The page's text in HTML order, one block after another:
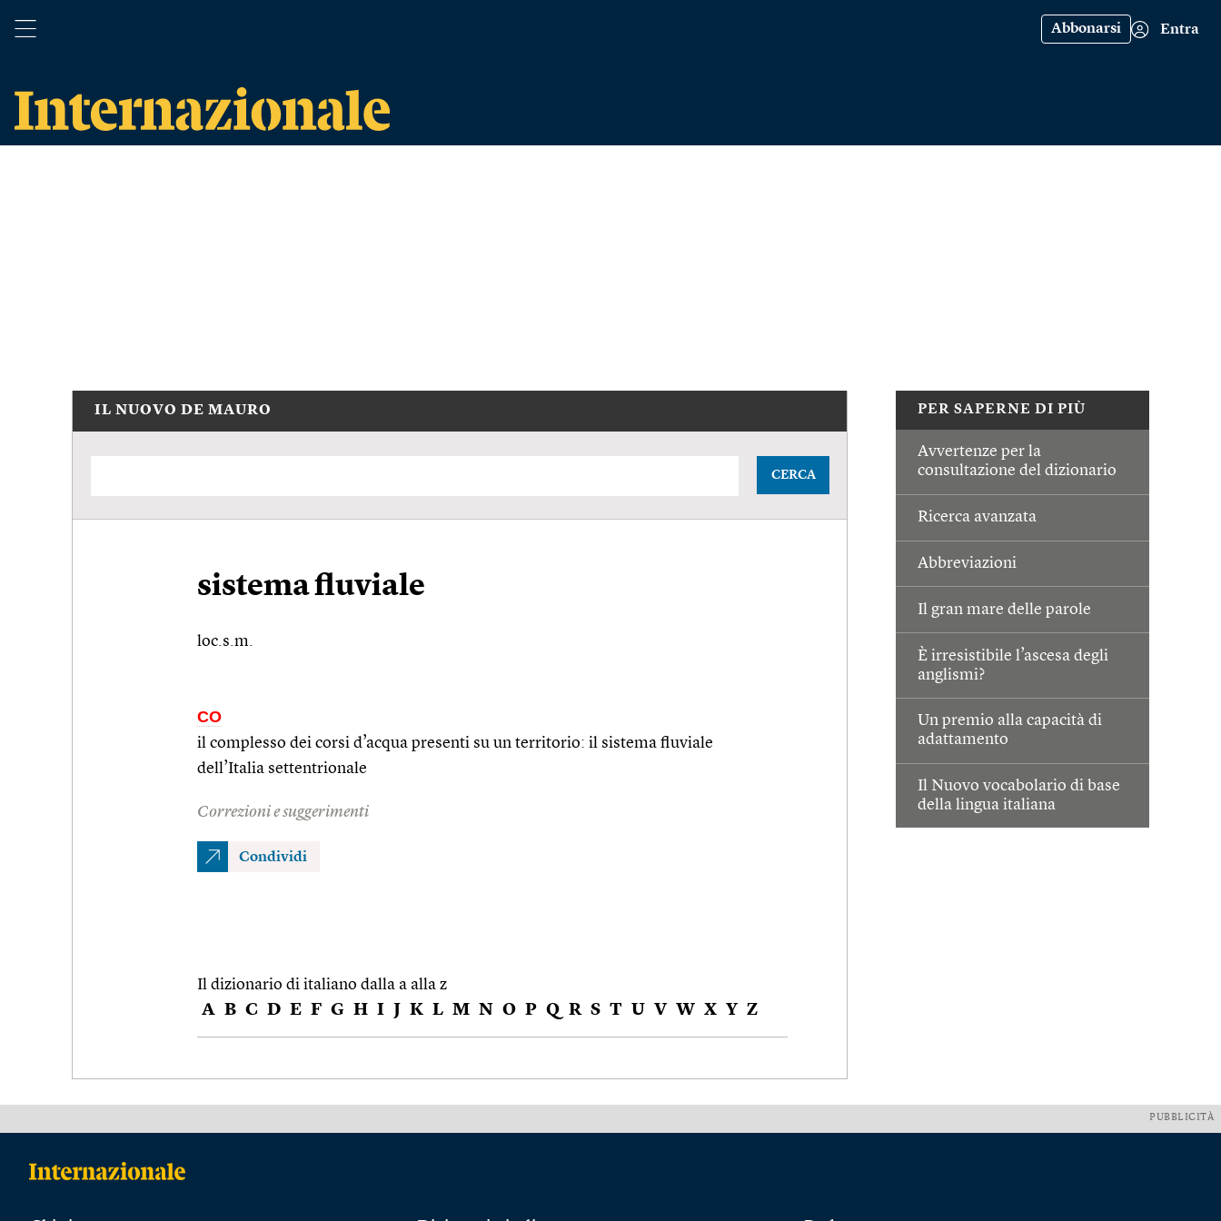
Abbonarsi Entra
PER SAPERNE DI PIÙ
Avvertenze per la
consultazione del dizionario
Ricerca avanzata
Abbreviazioni
Il gran mare delle parole
È irresistibile l’ascesa degli
anglismi?
Un premio alla capacità di
adattamento
Il Nuovo vocabolario di base
della lingua italiana
IL NUOVO DE MAURO
CERCA
sistema fluviale
loc.s.m.
CO
il complesso dei corsi d’acqua presenti su un territorio: il sistema fluviale
dell’Italia settentrionale
Correzioni e suggerimenti
Condividi
Il dizionario di italiano dalla a alla z
A B C D E F G H I J K L M N O P Q R S T U V W X Y Z
PUBBLICITÀ